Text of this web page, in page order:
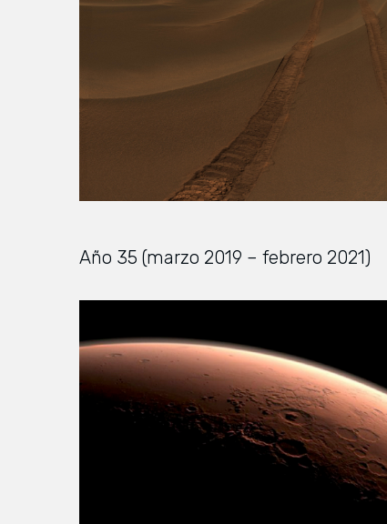
Año 35 (marzo 2019 – febrero 2021)